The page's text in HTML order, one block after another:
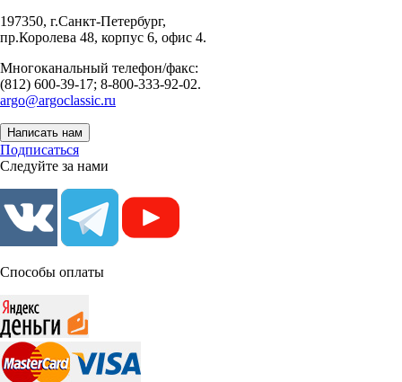
197350, г.Санкт-Петербург,
пр.Королева 48, корпус 6, офис 4.
Многоканальный телефон/факс:
(812) 600-39-17; 8-800-333-92-02.
argo@argoclassic.ru
Написать нам
Подписаться
Следуйте за нами
Способы оплаты